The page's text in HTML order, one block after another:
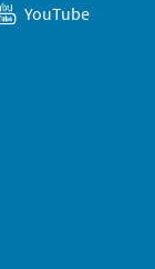
YouTube